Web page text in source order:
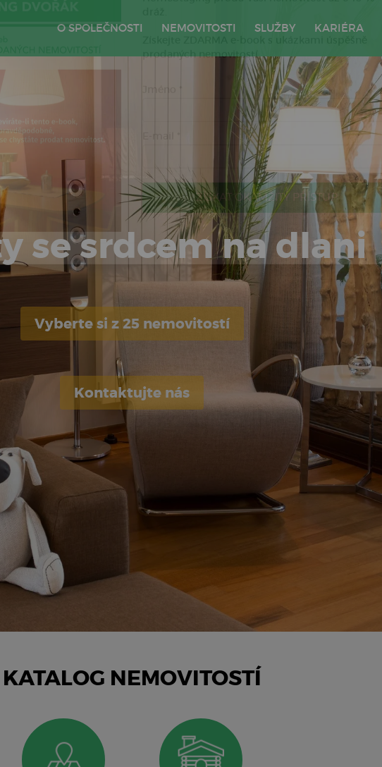
O SPOLEČNOSTI NEMOVITOSTI SLUŽBY KARIÉRA
HomeStaging prodá Vaši nemovitost až o 10 %
Získejte ZDARMA e-book s ukázkami úspěšně
prodaných nemovitostí.
Jméno *
E-mail *
ZÍSKAT OKAMŽITÝ PŘÍSTUP
se srdcem na dlani
Vyberte si z 25 nemovitostí
Kontaktujte nás
KATALOG NEMOVITOSTÍ